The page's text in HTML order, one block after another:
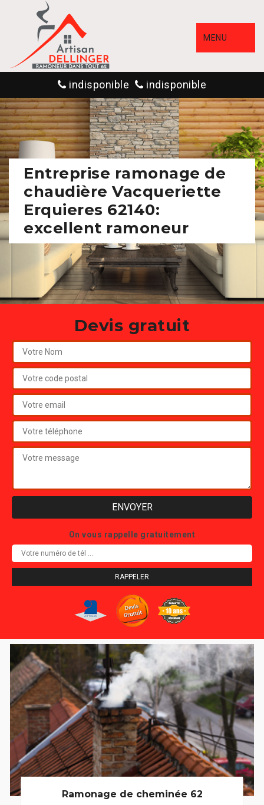
MENU
indisponible indisponible
Entreprise ramonage de
chaudière Vacqueriette
Erquieres 62140:
excellent ramoneur
Devis gratuit
On vous rappelle gratuitement
Ramonage de cheminée 62